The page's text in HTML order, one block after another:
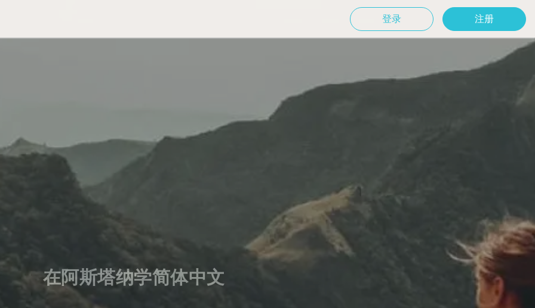
登录 注册
在阿斯塔纳学简体中文